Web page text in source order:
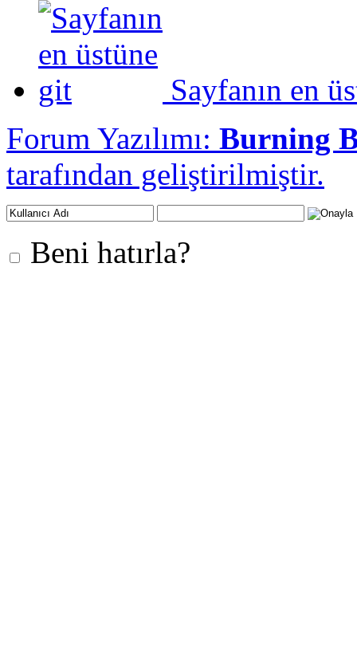
Sayfanın en
Forum Yazılımı: Burning
tarafından geliştirilmiştir.
Beni hatırla?